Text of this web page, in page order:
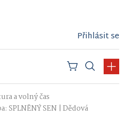
Přihlásit se
a volný čas
SPLNĚNÝ SEN | Dědová